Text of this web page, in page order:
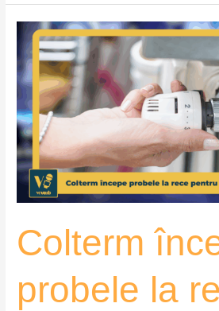
Colterm
probele la
Colterm
începe
probele
la
rece
pentru
sezonul
de
încălzire
VoxQub